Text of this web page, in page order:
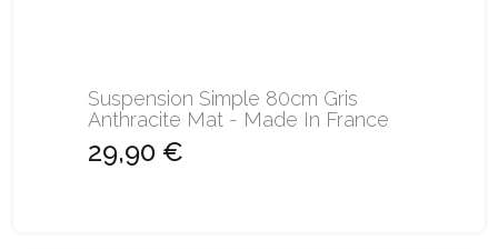
Suspension Simple 80cm Gris
Anthracite Mat - Made In France
29,90 €